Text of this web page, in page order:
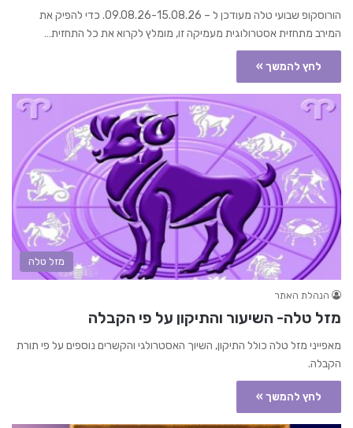
הורוסקופ שבועי טלה מעודכן ל – 09.08.26-15.08.26. כדי להפיק את
המירב מתחזית אסטרולוגית מעמיקה זו, מומלץ לקרוא את כל התחזית…
לחץ להמשך »
מזל טלה
הנהלת האתר
מזל טלה- השיעור והתיקון על פי הקבלה
מאפייני מזל טלה כולל התיקון, השיוך האסטרולגי והקשרים נוספים על פי תורת
הקבלה.
לחץ להמשך »